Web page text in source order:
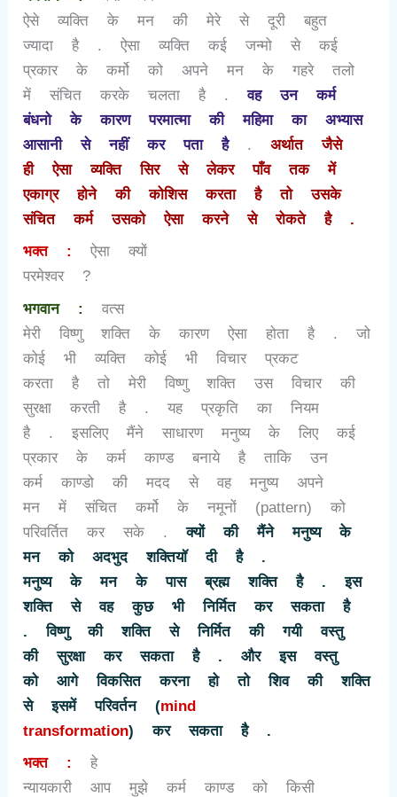
ऐसे व्यक्ति के मन की मेरे से दूरी बहुत
ज्यादा है . ऐसा व्यक्ति कई जन्मो से कई
प्रकार के कर्मो को अपने मन के गहरे तलो
में संचित करके चलता है .वह उन कर्म
बंधनो के कारण परमात्मा की महिमा का अभ्यास
आसानी से नहीं कर पता है .अर्थात जैसे
ही ऐसा व्यक्ति सिर से लेकर पाँव तक में
एकाग्र होने की कोशिस करता है तो उसके
संचित कर्म उसको ऐसा करने से रोकते है .
भक्त :
ऐसा क्यों
परमेश्वर ?
भगवान :
वत्स
मेरी विष्णु शक्ति के कारण ऐसा होता है . जो
कोई भी व्यक्ति कोई भी विचार प्रकट
करता है तो मेरी विष्णु शक्ति उस विचार की
सुरक्षा करती है . यह प्रकृति का नियम
है . इसलिए मैंने साधारण मनुष्य के लिए कई
प्रकार के कर्म काण्ड बनाये है ताकि उन
कर्म काण्डो
की मदद से वह मनुष्य अपने
मन में संचित कर्मो के नमूनों (pattern)को
परिवर्तित कर सके .क्यों की मैंने मनुष्य के
मन को अदभुद शक्तियॉ दी है .
मनुष्य के मन के पास ब्रह्म शक्ति है . इस
शक्ति से वह कुछ भी निर्मित कर सकता है
. विष्णु की शक्ति से निर्मित की गयी वस्तु
की सुरक्षा कर सकता है . और इस वस्तु
को आगे विकसित करना हो तो शिव की शक्ति
से इसमें परिवर्तन (mind
transformation)कर सकता है .
भक्त :हे
न्यायकारी आप मुझे कर्म काण्ड को किसी